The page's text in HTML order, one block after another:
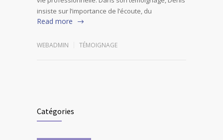
insiste sur l’importance de l’écoute, du
Read more
WEBADMIN TÉMOIGNAGE
Catégories